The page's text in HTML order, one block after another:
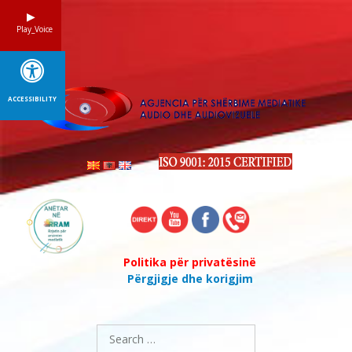
Politika për privatësinë
Përgjigje dhe korigjim
Search
for:
Play_Voice
ACCESSIBILITY